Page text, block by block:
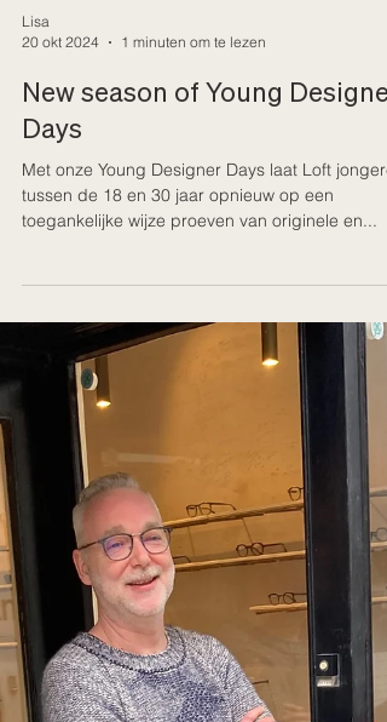
Lisa
20 okt 2024
1 minuten om te lezen
Days
Met onze Young Designer Days laat Loft jongeren
tussen de 18 en 30 jaar opnieuw op een
toegankelijke wijze proeven van originele en...